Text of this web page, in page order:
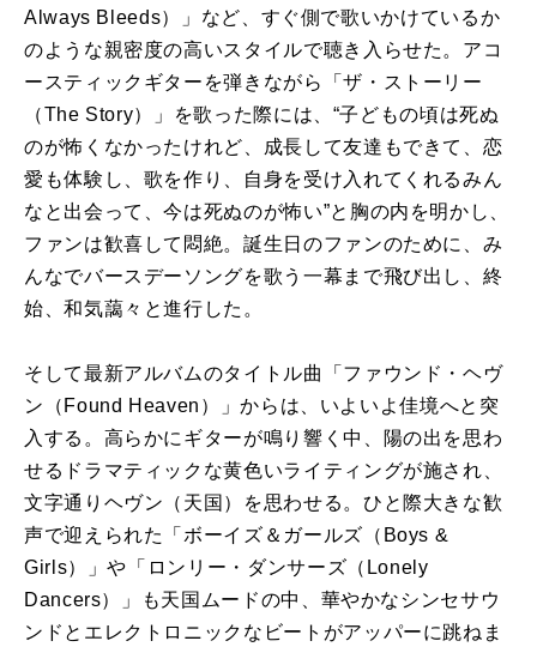
Always Bleeds）」など、すぐ側で歌いかけているか
のような親密度の高いスタイルで聴き入らせた。アコ
ースティックギターを弾きながら「ザ・ストーリー
（The Story）」を歌った際には、“子どもの頃は死ぬ
のが怖くなかったけれど、成長して友達もできて、恋
愛も体験し、歌を作り、自身を受け入れてくれるみん
なと出会って、今は死ぬのが怖い”と胸の内を明かし、
ファンは歓喜して悶絶。誕生日のファンのために、み
んなでバースデーソングを歌う一幕まで飛び出し、終
始、和気藹々と進行した。
そして最新アルバムのタイトル曲「ファウンド・ヘヴ
ン（Found Heaven）」からは、いよいよ佳境へと突
入する。高らかにギターが鳴り響く中、陽の出を思わ
せるドラマティックな黄色いライティングが施され、
文字通りヘヴン（天国）を思わせる。ひと際大きな歓
声で迎えられた「ボーイズ＆ガールズ（Boys &
Girls）」や「ロンリー・ダンサーズ（Lonely
Dancers）」も天国ムードの中、華やかなシンセサウ
ンドとエレクトロニックなビートがアッパーに跳ねま